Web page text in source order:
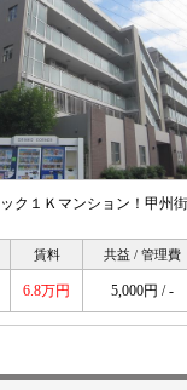
ク１Ｋマンション！甲州
賃料 共益 / 管理費
6.8万円 5,000円 / -